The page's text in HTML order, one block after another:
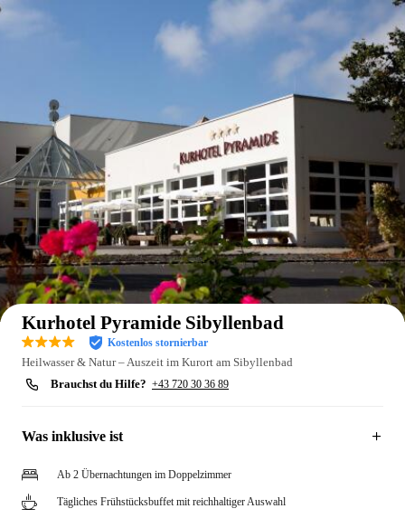
Auf der Karte anzeigen
Kurhotel Pyramide Sibyllenbad
Kostenlos stornierbar
Heilwasser & Natur – Auszeit im Kurort am Sibyllenbad
Brauchst du Hilfe? +43 720 30 36 89
Was inklusive ist
Ab 2 Übernachtungen im Doppelzimmer
Tägliches Frühstücksbuffet mit reichhaltiger Auswahl